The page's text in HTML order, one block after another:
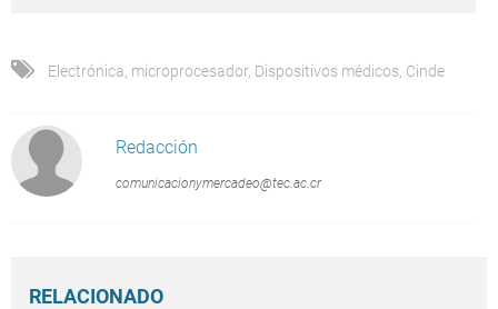
Electrónica microprocesador, Dispositivos médicos Cinde
Redacción
comunicacionymercadeo@tec.ac.cr
RELACIONADO